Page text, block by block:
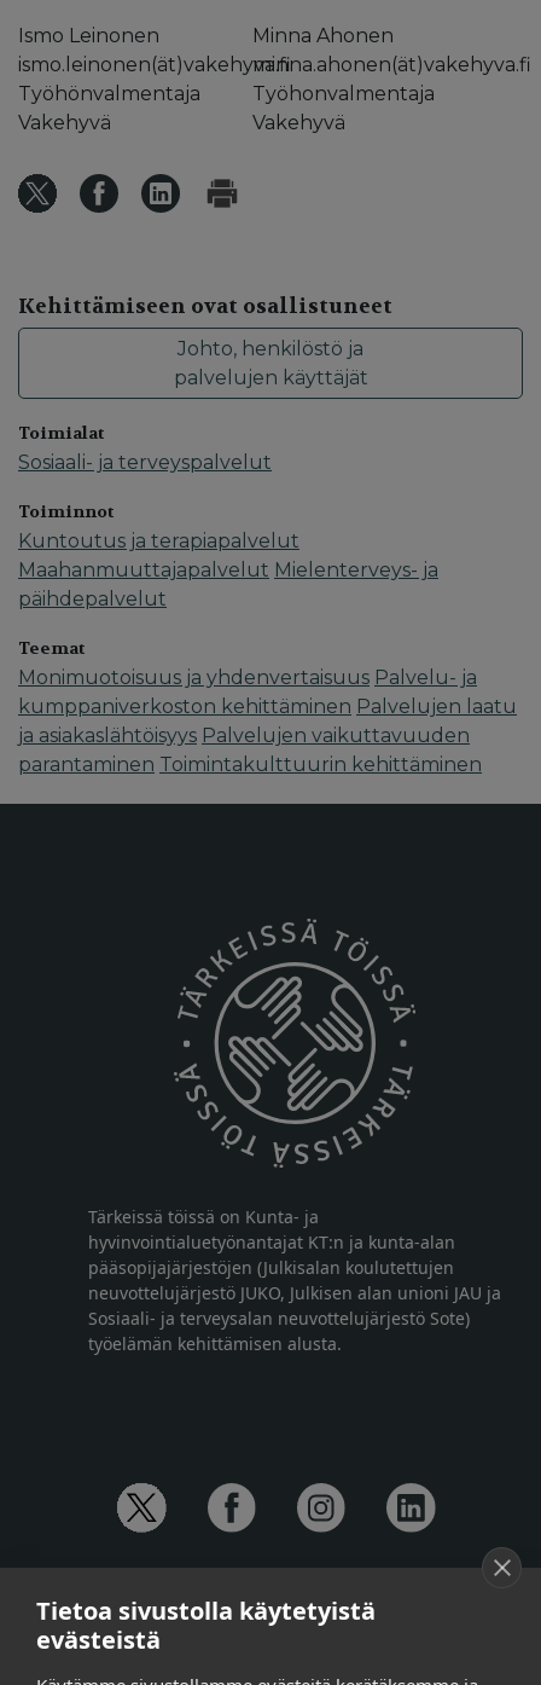
Ismo Leinonen
ismo.leinonen(ät)vakehyva.fi
Työhönvalmentaja
Vakehyvä
Minna Ahonen
minna.ahonen(ät)vakehyva.fi
Työhonvalmentaja
Vakehyvä
Kehittämiseen ovat osallistuneet
Johto, henkilöstö ja
palvelujen käyttäjät
Toimialat
Sosiaali- ja terveyspalvelut
Toiminnot
Kuntoutus ja terapiapalvelut
Maahanmuuttajapalvelut Mielenterveys- ja
päihdepalvelut
Teemat
Monimuotoisuus ja yhdenvertaisuus Palvelu- ja
kumppaniverkoston kehittäminen Palvelujen laatu
ja asiakaslähtöisyys Palvelujen vaikuttavuuden
parantaminen Toimintakulttuurin kehittäminen
Tärkeissä töissä on Kunta- ja
hyvinvointialuetyönantajat KT:n ja kunta-alan
pääsopijajärjestöjen (Julkisalan koulutettujen
neuvottelujärjestö JUKO, Julkisen alan unioni JAU ja
Sosiaali- ja terveysalan neuvottelujärjestö Sote)
työelämän kehittämisen alusta.
Anna-Mari Jaanu, kehittämispäällikkö,
puh. +358 50 572 4620
Henna Honkalo,
viestintäpäällikkö,
Tietoa sivustolla käytetyistä
evästeistä